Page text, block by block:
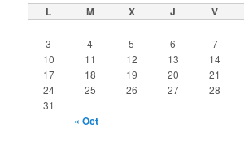
L M X J V
3
4 5 6 7
10
11 12 13 14
17
18 19 20 21
24
25 26 27 28
31
« Oct